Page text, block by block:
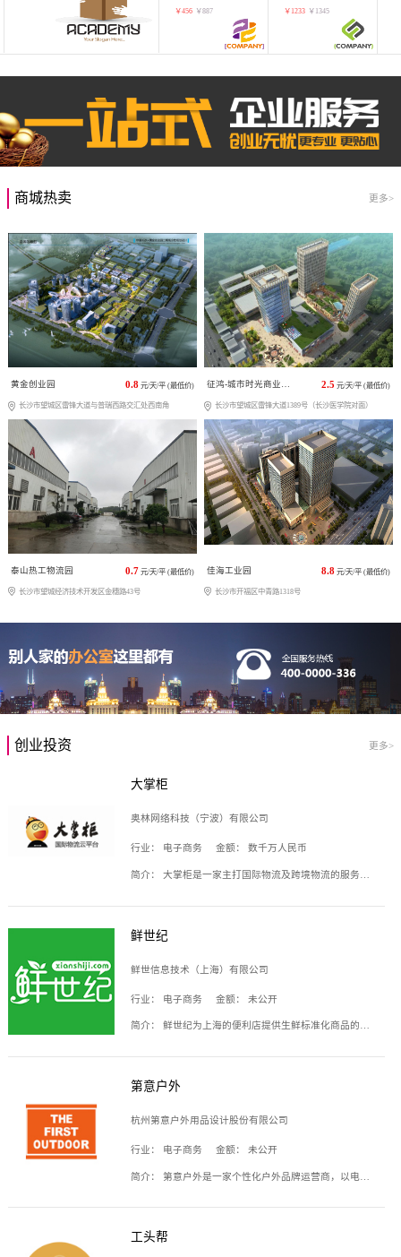
￥456 ￥887 ￥ 1233 ￥ 1345
商城热卖 更多>
黄金创业园 0.8 元/天/平 (最低价)
长沙市望城区雷锋大道与普瑞西路交汇处西南角
征鸿-城市时光商业广场 2.5 元/天/平 (最低价)
长沙市望城区雷锋大道1389号（长沙医学院对面）
泰山热工物流园 0.7 元/天/平 (最低价)
长沙市望城经济技术开发区金穗路43号
佳海工业园 8.8 元/天/平 (最低价)
长沙市开福区中青路1318号
创业投资 更多>
大掌柜
奥林网络科技（宁波）有限公司
行业： 电子商务 金额： 数千万人民币
简介： 大掌柜是一家主打国际物流及跨境物流的服务云平台，致力于帮助全球国际物流企业在互联网上建立自己的平台，核心产品包括运价通、生意通、业务通、订舱通、招财通等，奥林网络科技（宁波）有限公司旗下产品。
鲜世纪
鲜世信息技术（上海）有限公司
行业： 电子商务 金额： 未公开
简介： 鲜世纪为上海的便利店提供生鲜标准化商品的供应链服务，帮商家解决生鲜采购、运营问题，帮助商家销售。平台提供的商品覆盖果蔬肉类、常温与低温奶制品、冷冻食品、零食饮料、粮油副食、居家洗护等多个品类，上架SKU3000余个。公司建立了近万平方米的仓储场地和物流配送体系，为合作商家提供快速配送服务。
第意户外
杭州第意户外用品设计股份有限公司
行业： 电子商务 金额： 未公开
简介： 第意户外是一家个性化户外品牌运营商，以电子商务为主要载体，主要从事户外产品的设计、生产、销售业务，产品包含冲锋衣、户外鞋、户外背包等。
工头帮